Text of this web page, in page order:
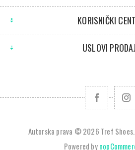
KORISNIČKI
USLOVI
Autorska prava © 2026 Tref Shoes.
Powered by